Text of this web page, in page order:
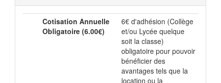
Cotisation Annuelle
Obligatoire (6.00€)
6€ d'adhésion (Collège
et/ou Lycée quelque
soit la classe)
obligatoire pour pouvoir
bénéficier des
avantages tels que la
location ou la